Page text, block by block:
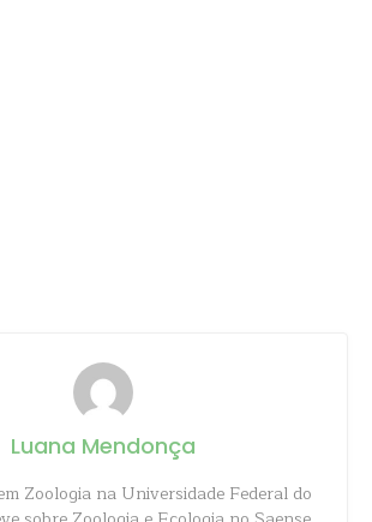
Luana Mendonça
Zoologia na Universidade Federal do